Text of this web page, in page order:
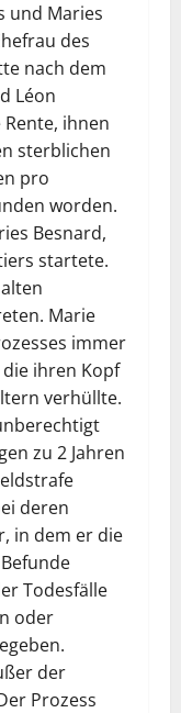
und Maries
des
nach dem
Léon
ihnen
sterblichen
pro
worden.
Besnard,
startete.
Marie
immer
ihren Kopf
verhüllte.
zu 2 Jahren
deren
in dem er die
Todesfälle
oder
der
Prozess